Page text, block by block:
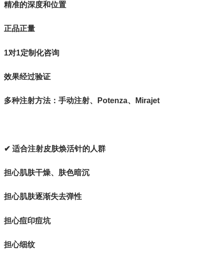
精准的深度和位置
正品正量
1对1定制化咨询
效果经过验证
多种注射方法：手动注射、Potenza、Mirajet
✔ 适合注射皮肤焕活针的人群
担心肌肤干燥、肤色暗沉
担心肌肤逐渐失去弹性
担心痘印痘坑
担心细纹